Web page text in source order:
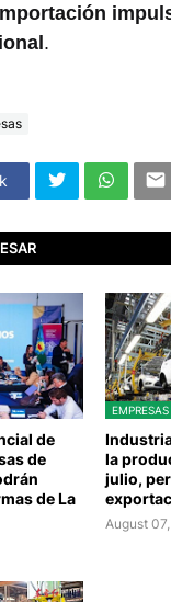
.
de
de
de La
EMPRESAS
la
julio,
August